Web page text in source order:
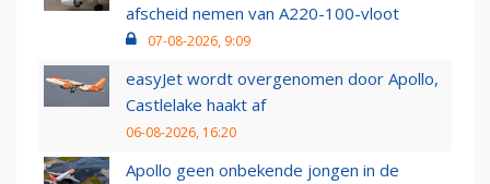
afscheid nemen van A220-100-vloot
07-08-2026, 9:09
easyJet wordt overgenomen door Apollo,
Castlelake haakt af
06-08-2026, 16:20
Apollo geen onbekende jongen in de